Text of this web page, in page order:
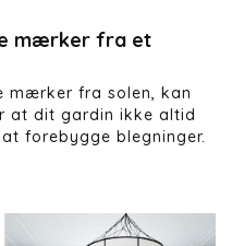
mærker fra et
mærker fra solen, kan
at dit gardin ikke altid
forebygge blegninger.